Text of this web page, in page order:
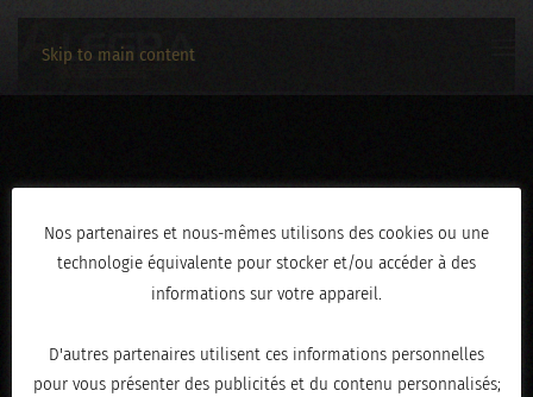
Skip to main content
IMG_9226
ÉCRIT LENOVEMBRE 4, 2021.
Nos partenaires et nous-mêmes utilisons des cookies ou une
technologie équivalente pour stocker et/ou accéder à des
informations sur votre appareil.
D'autres partenaires utilisent ces informations personnelles
pour vous présenter des publicités et du contenu personnalisés;